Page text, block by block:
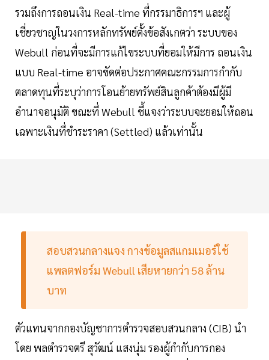
รวมถึงการถอนเงิน Real-time ที่กรรมาธิการฯ และผู้
เชี่ยวชาญในวงการหลักทรัพย์ตั้งข้อสังเกตว่า ระบบของ
Webull ก่อนที่จะมีการแก้ไขระบบที่ยอมให้มีการ ถอนเงิน
แบบ Real-time อาจขัดต่อประกาศคณะกรรมการกำกับ
ตลาดทุนที่ระบุว่าการโอนย้ายทรัพย์สินลูกค้าต้องมีผู้มี
อำนาจอนุมัติ ขณะที่ Webull ชี้แจงว่าระบบจะยอมให้ถอน
เฉพาะเงินที่ชำระราคา (Settled) แล้วเท่านั้น
สอบสวนกลางแจง กางข้อมูลสแกมเมอร์ใช้
แพลตฟอร์ม Webull เสียหายกว่า 58 ล้าน
บาท
ตัวแทนจากกองบัญชาการตำรวจสอบสวนกลาง (CIB) นำ
โดย พลตำรวจตรี สุวัฒน์ แสงนุ่ม รองผู้กำกับการกอง